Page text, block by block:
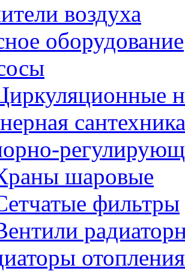
воздуха
оборудование
сантехника
шаровые
фильтры
отопления